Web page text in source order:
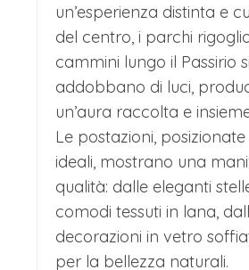
un’esperienza distinta e
del centro, i parchi
cammini lungo il Passirio si
addobbano di luci,
un’aura raccolta e
Le postazioni,
ideali, mostrano una
qualità: dalle eleganti
comodi tessuti in lana,
decorazioni in vetro
per la bellezza naturali.